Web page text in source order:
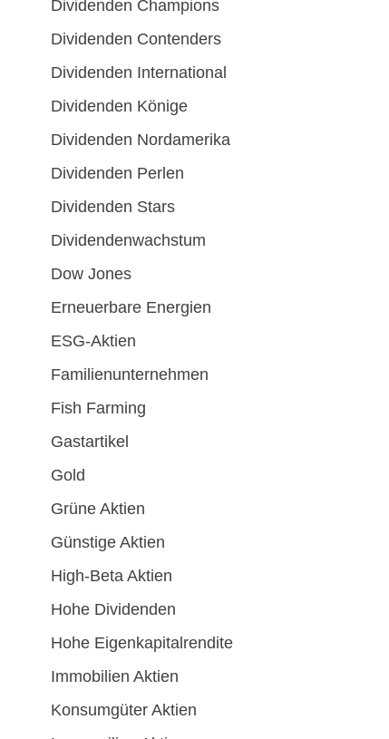
Dividenden Champions
Dividenden Contenders
Dividenden International
Dividenden Könige
Dividenden Nordamerika
Dividenden Perlen
Dividenden Stars
Dividendenwachstum
Dow Jones
Erneuerbare Energien
ESG-Aktien
Familienunternehmen
Fish Farming
Gastartikel
Gold
Grüne Aktien
Günstige Aktien
High-Beta Aktien
Hohe Dividenden
Hohe Eigenkapitalrendite
Immobilien Aktien
Konsumgüter Aktien